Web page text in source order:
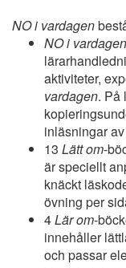
NO i vardagen
NO i
aktiviteter,
vardagen. På
inläsningar
13 Lätt om-
är speciellt
knäckt
övning per
4Lär om-
innehåller
och passar